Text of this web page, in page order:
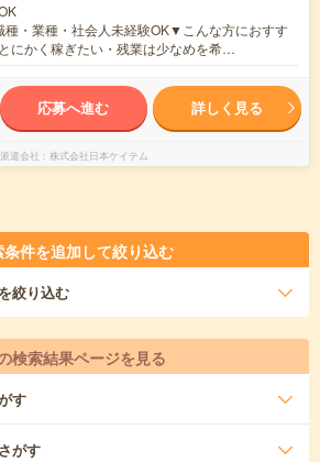
種・業種・社会人未経験OK▼こんな方におすす
にかく稼ぎたい・残業は少なめを希…
応募へ進む 詳しく見る
派遣会社 株式会社日本ケイテム
条件を追加して絞り込む
絞り込む
検索結果ページを見る
す
がす